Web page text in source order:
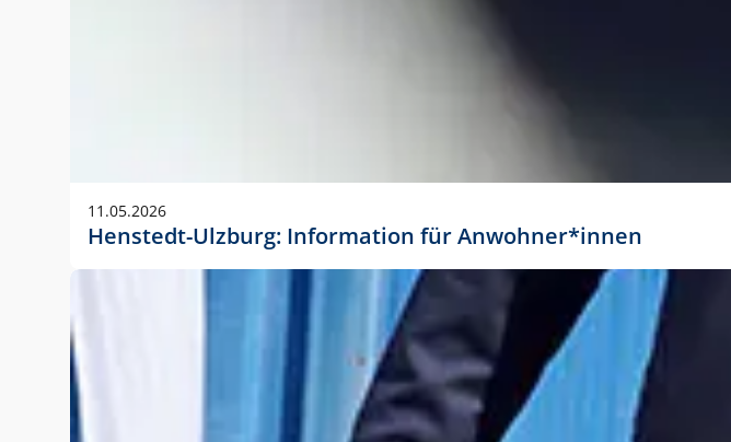
11.05.2026
Henstedt-Ulzburg: Information für Anwohner*innen